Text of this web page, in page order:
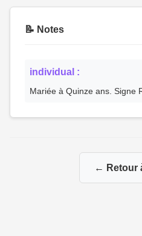
📝 Notes
individual :
Mariée à Quinze ans. Signe
← Retour